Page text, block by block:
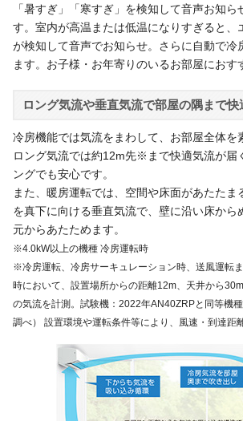
「暑すぎ」「寒すぎ」を検知して音声お知ら
す。室内が高温または低温になりすぎると、
が検知して音声でお知らせ。さらに自動で冷
ます。お子様・お年寄りのいるお部屋におす
ロング気流や垂直気流で部屋の隅まで快
冷房機能では気流をまわして、お部屋全体を
ロング気流では約12m先※まで快適気流が届
ングでも安心です。
また、暖房運転では、空間や床面があたたま
を真下に向ける垂直気流で、壁に沿い床から
元からあたためます。
※4.0kW以上の機種 冷房運転時
※冷房運転、冷房サーキュレーション時、送風運転
時において、設置場所からの距離12m、天井から
の気流を計測。試験機：2022年AN40ZRPと同等機
調べ） 設置環境や運転条件等により、風速・到達距